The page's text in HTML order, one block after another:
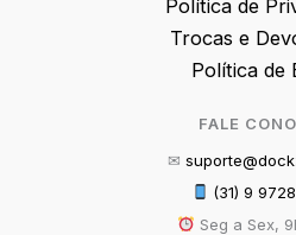
Política de
Trocas e
Política de
FALE
✉
(31) 9
Seg a Sex,